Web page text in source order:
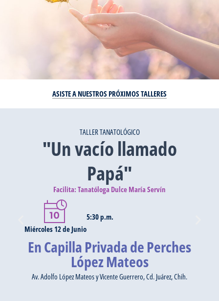
ASISTE A NUESTROS PRÓXIMOS TALLERES
TALLER TANATOLÓGICO
"Un vacío llamado
Papá"
Facilita: Tanatóloga Dulce María Servín
Miércoles 12 de Junio
5:30 p.m.
En Capilla Privada de Perches
López Mateos
Av. Adolfo López Mateos y Vicente Guerrero, Cd. Juárez, Chih.